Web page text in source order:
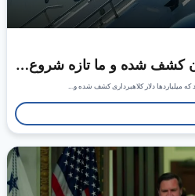
کشف شده و ما تازه شروع…
دلار کلاهبرداری کشف شده و…